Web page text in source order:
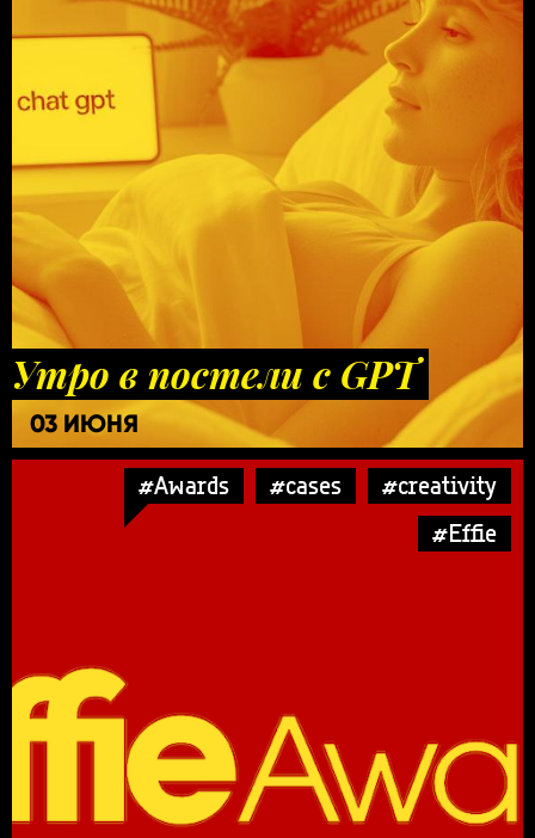
Утро в постели с GPT
03 ИЮНЯ
#Awards #cases
#creativity
#Effie